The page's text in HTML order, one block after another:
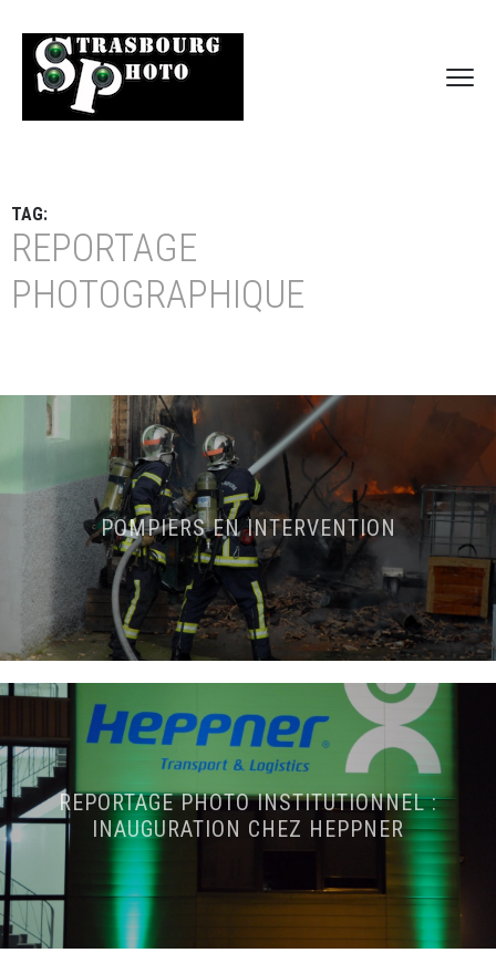
TAG:
REPORTAGE
PHOTOGRAPHIQUE
POMPIERS EN INTERVENTION
REPORTAGE PHOTO INSTITUTIONNEL :
INAUGURATION CHEZ HEPPNER